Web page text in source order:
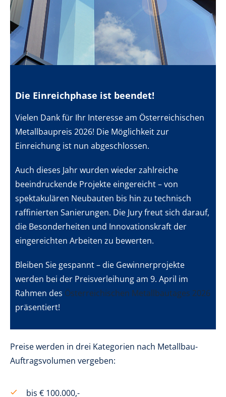
Die Einreichphase ist beendet!
Vielen Dank für Ihr Interesse am Österreichischen
Metallbaupreis 2026! Die Möglichkeit zur
Einreichung ist nun abgeschlossen.
Auch dieses Jahr wurden wieder zahlreiche
beeindruckende Projekte eingereicht – von
spektakulären Neubauten bis hin zu technisch
raffinierten Sanierungen. Die Jury freut sich darauf,
die Besonderheiten und Innovationskraft der
eingereichten Arbeiten zu bewerten.
Bleiben Sie gespannt – die Gewinnerprojekte
werden bei der Preisverleihung am 9. April im
Rahmen des Österreichischen Metallbautages 2026
präsentiert!
Preise werden in drei Kategorien nach Metallbau-
Auftragsvolumen vergeben:
bis € 100.000,-